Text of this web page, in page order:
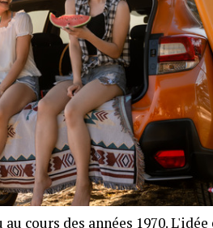
cours des années 1970.